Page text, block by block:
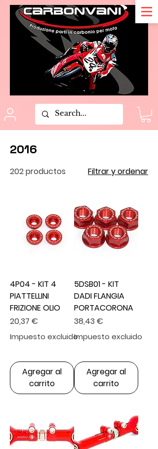
2016
202 productos Filtrar y ordenar
4P04 - KIT 4
PIATTELLINI
FRIZIONE OLIO
Precio
20,37 €
Impuesto excluido
Agregar al
carrito
5DSB01 - KIT
DADI FLANGIA
PORTACORONA
Precio
38,43 €
Impuesto excluido
Agregar al
carrito